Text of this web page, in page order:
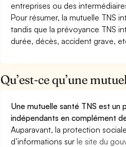
entreprises ou des
Pour résumer, la mutuelle TNS
tandis que la prévoyance TNS
durée, décès, accident grave,
Qu’est-ce qu’une
Une mutuelle santé TNS est un
indépendants en complément
Auparavant, la protection
d’informations surle site du